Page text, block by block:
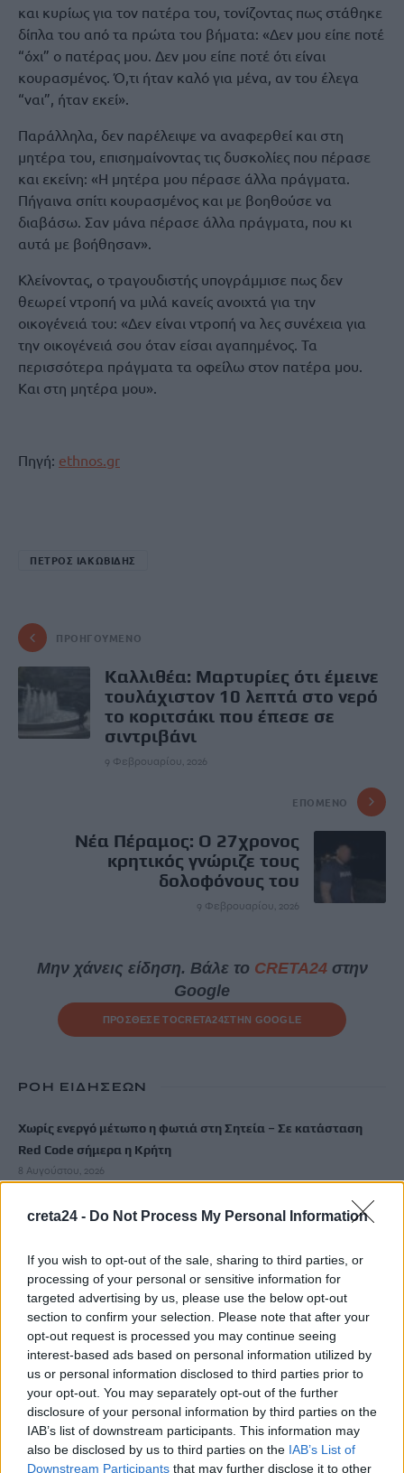
creta24 - Do Not Process My Personal Information
If you wish to opt-out of the sale, sharing to third parties, or
processing of your personal or sensitive information for
targeted advertising by us, please use the below opt-out
section to confirm your selection. Please note that after your
opt-out request is processed you may continue seeing
interest-based ads based on personal information utilized by
us or personal information disclosed to third parties prior to
your opt-out. You may separately opt-out of the further
disclosure of your personal information by third parties on the
IAB’s list of downstream participants. This information may
also be disclosed by us to third parties on the IAB’s List of
Downstream Participants that may further disclose it to other
και κυρίως για τον πατέρα του, τονίζοντας πως στάθηκε
δίπλα του από τα πρώτα του βήματα: «Δεν μου είπε ποτέ
“όχι” ο πατέρας μου. Δεν μου είπε ποτέ ότι είναι
κουρασμένος. Ό,τι ήταν καλό για μένα, αν του έλεγα
“ναι”, ήταν εκεί».
Παράλληλα, δεν παρέλειψε να αναφερθεί και στη
μητέρα του, επισημαίνοντας τις δυσκολίες που πέρασε
και εκείνη: «Η μητέρα μου πέρασε άλλα πράγματα.
Πήγαινα σπίτι κουρασμένος και με βοηθούσε να
διαβάσω. Σαν μάνα πέρασε άλλα πράγματα, που κι
αυτά με βοήθησαν».
Κλείνοντας, ο τραγουδιστής υπογράμμισε πως δεν
θεωρεί ντροπή να μιλά κανείς ανοιχτά για την
οικογένειά του: «Δεν είναι ντροπή να λες συνέχεια για
την οικογένειά σου όταν είσαι αγαπημένος. Τα
περισσότερα πράγματα τα οφείλω στον πατέρα μου.
Και στη μητέρα μου».
Πηγή: ethnos.gr
ΠΕΤΡΟΣ ΙΑΚΩΒΙΔΗΣ
ΠΡΟΗΓΟΎΜΕΝΟ
Καλλιθέα: Μαρτυρίες ότι έμεινε
τουλάχιστον 10 λεπτά στο νερό
το κοριτσάκι που έπεσε σε
σιντριβάνι
9 Φεβρουαρίου, 2026
ΕΠΌΜΕΝΟ
Νέα Πέραμος: Ο 27χρονος
κρητικός γνώριζε τους
δολοφόνους του
9 Φεβρουαρίου, 2026
Μην χάνεις είδηση. Βάλε το CRETA24στην
Google
ΠΡΟΣΘΕΣΕ ΤΟCRETA24ΣΤΗΝ GOOGLE
ΡΟΗ ΕΙΔΗΣΕΩΝ
Χωρίς ενεργό μέτωπο η φωτιά στη Σητεία – Σε κατάσταση
Red Code σήμερα η Κρήτη
8 Αυγούστου, 2026
«Θεριακλήδες» οι Έλληνες – Πάνω από 1 στους 5 καπνίζει
7 Αυγούστου, 2026
Σε εξέλιξη οι δηλώσεις Πόθεν Έσχες – Αναλυτικά η
διαδικασία
7 Αυγούστου, 2026
Πότε πληρώνονται οι συντάξεις Σεπτεμβρίου
7 Αυγούστου, 2026